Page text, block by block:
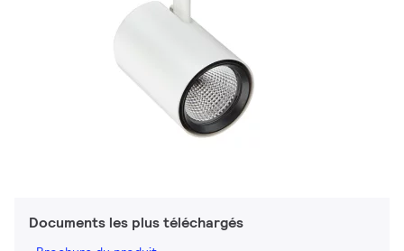
Documents les plus téléchargés